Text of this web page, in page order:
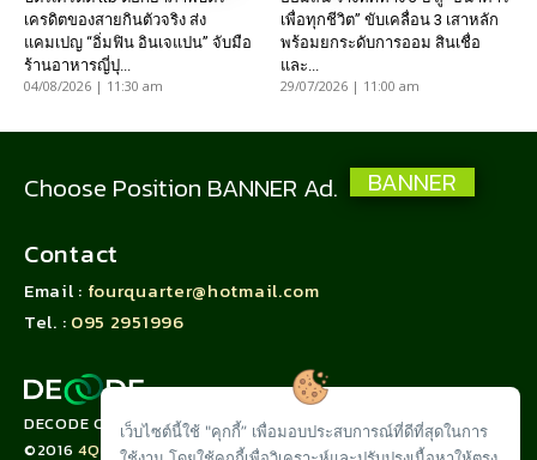
เครดิตของสายกินตัวจริง ส่ง
แคมเปญ “อิ่มฟิน อินเจแปน” จับมือ
ร้านอาหารญี่ปุ...
04/08/2026 | 11:30 am
เพื่อทุกชีวิต” ขับเคลื่อน 3 เสาหลัก
พร้อมยกระดับการออม สินเชื่อ
และ...
29/07/2026 | 11:00 am
Choose Position BANNER Ad. BANNER
Contact
Email : fourquarter@hotmail.com
Tel. : 095 2951996
DECODE CORPORATION LIMITED
©20164QUARTER.CO
เว็บไซต์นี้ใช้ "คุกกี้” เพื่อมอบประสบการณ์ที่ดีที่สุดในการ